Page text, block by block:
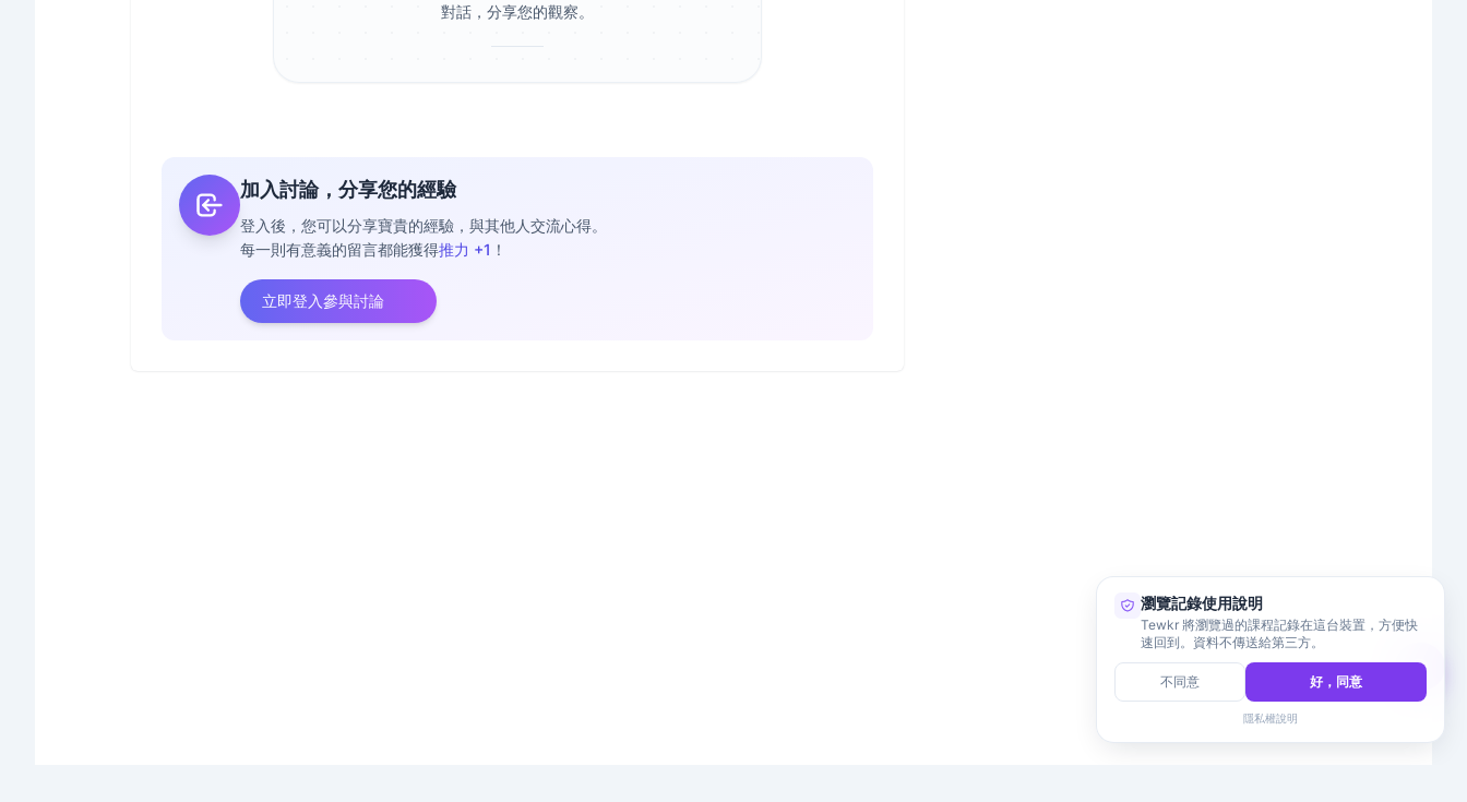
對話，分享您的觀察。
加入討論，分享您的經驗
登入後，您可以分享寶貴的經驗，與其他人交流心得。
每一則有意義的留言都能獲得推力 +1 ！
立即登入參與討論
瀏覽記錄使用說明
Tewkr 將瀏覽過的課程記錄在這台裝置，方便快
速回到。資料不傳送給第三方。
不同意 好，同意
隱私權說明